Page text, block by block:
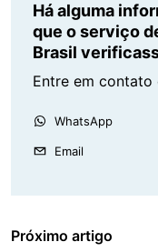
Há alguma
que o serviço
Brasil
Entre em contato
WhatsApp
Email
Próximo artigo